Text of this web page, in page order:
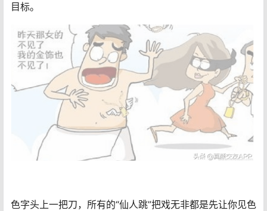
目标。
色字头上一把刀，所有的“仙人跳”把戏无非都是先让你见色